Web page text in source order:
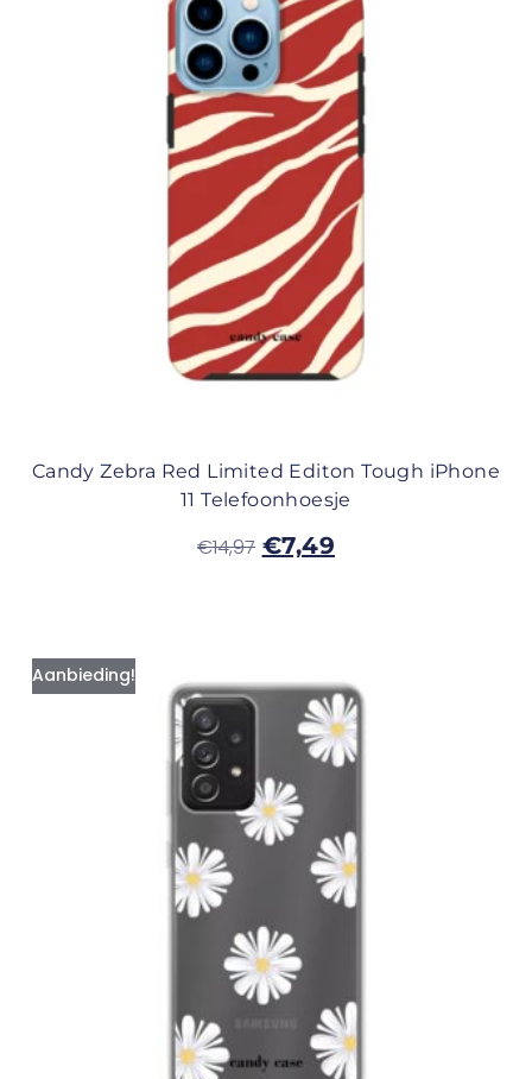
Candy Zebra Red Limited Editon Tough iPhone
11 Telefoonhoesje
€14,97 €7,49
Aanbieding!